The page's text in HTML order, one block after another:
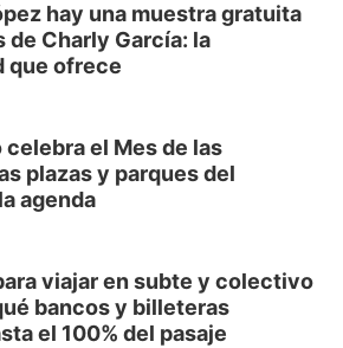
hay una muestra gratuita
Charly García: la
que ofrece
celebra el Mes de las
plazas y parques del
agenda
viajar en subte y colectivo
bancos y billeteras
el 100% del pasaje